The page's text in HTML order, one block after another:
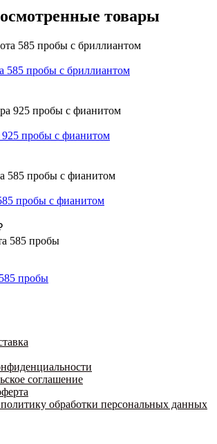
товары
585 пробы с бриллиантом
925 пробы с фианитом
пробы с фианитом
Диапазон
цен:
–
пробы
₽.
соглашение
обработки персональных данных